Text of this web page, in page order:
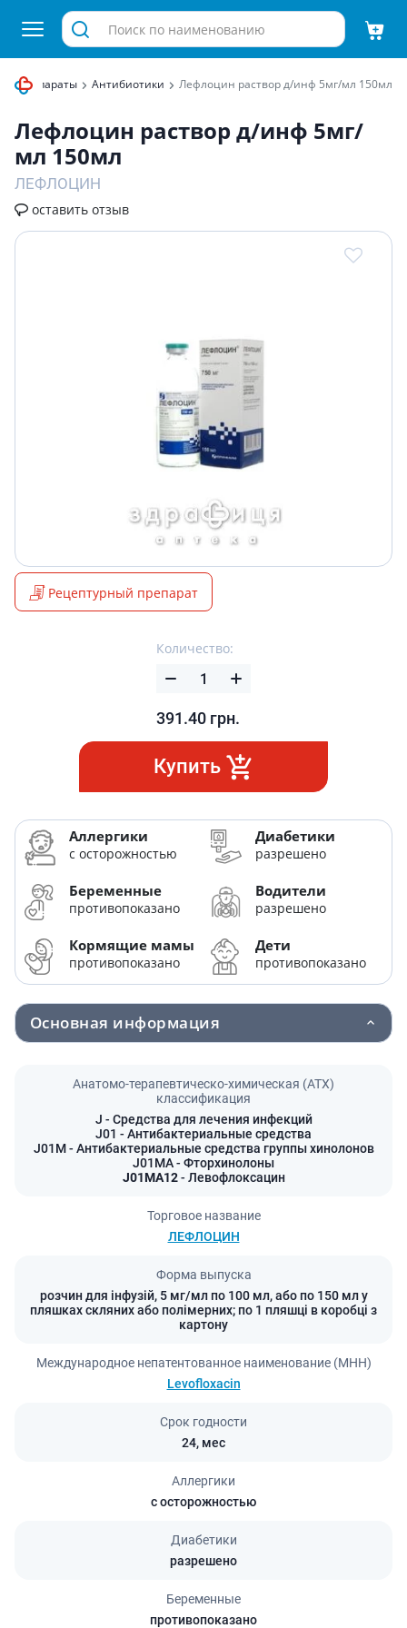
препараты Антибиотики Лефлоцин раствор д/инф 5мг/мл 150мл
Лефлоцин раствор д/инф 5мг/
мл 150мл
ЛЕФЛОЦИН
оставить отзыв
Рецептурный препарат
Количество:
391.40 грн.
Купить
Аллергики
с осторожностью
Диабетики
разрешено
Беременные
противопоказано
Водители
разрешено
Кормящие мамы
противопоказано
Дети
противопоказано
Основная информация
Анатомо-терапевтическо-химическая (АТХ)
классификация
J - Средства для лечения инфекций
J01 - Антибактериальные средства
J01M- Антибактериальные средства группы хинолонов
J01MA- Фторхинолоны
J01MA12- Левофлоксацин
Торговое название
ЛЕФЛОЦИН
Форма выпуска
розчин для інфузій, 5 мг/мл по 100 мл, або по 150 мл у
пляшках скляних або полімерних; по 1 пляшці в коробці з
картону
Международное непатентованное наименование (МНН)
Levofloxacin
Срок годности
24, мес
Аллергики
с осторожностью
Диабетики
разрешено
Беременные
противопоказано